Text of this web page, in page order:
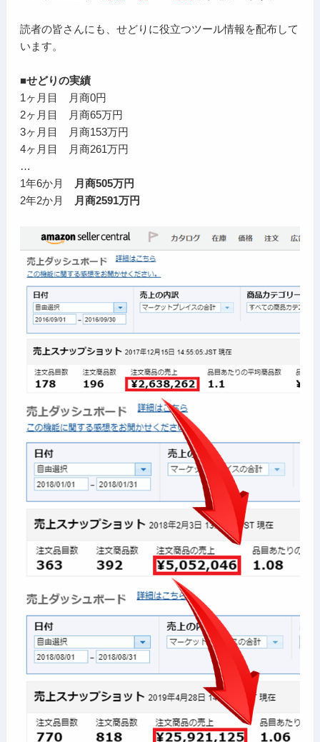
読者の皆さんにも、せどりに役立つツール情報を配布して
います。
■せどりの実績
1ヶ月目 月商0円
2ヶ月目 月商65万円
3ヶ月目 月商153万円
4ヶ月目 月商261万円
…
1年6か月
月商505万円
2年2か月
月商2591万円